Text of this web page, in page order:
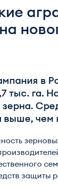
в
тыс. га.
зерна.
выше, чем
защиты